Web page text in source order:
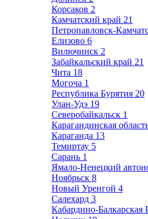
Корсаков 2
Камчатский край 21
Петропавловск-
Елизово 6
Вилючинск 2
Забайкальский край 21
Чита 18
Могоча 1
Республика Бурятия 20
Улан-Удэ 19
Северобайкальск 1
Карагандинская
Караганда 13
Темиртау 5
Сарань 1
Ямало-Ненецкий
Ноябрьск 8
Новый Уренгой 4
Салехард 3
Кабардино-Балкарская